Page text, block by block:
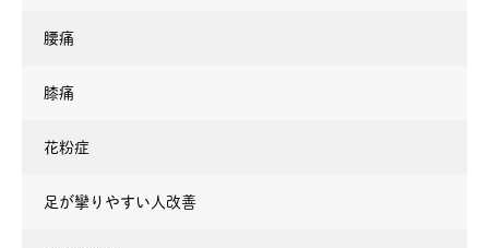
腰痛
膝痛
花粉症
足が攣りやすい人改善